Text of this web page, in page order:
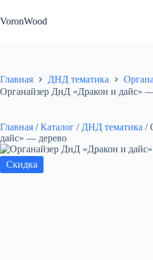
к
сути
VoronWood
Главная ДНД тематика
Органайзер ДнД «Дракон и дайс»
Главная / Каталог / ДНД тематика /
дайс» — дерево
Скидка